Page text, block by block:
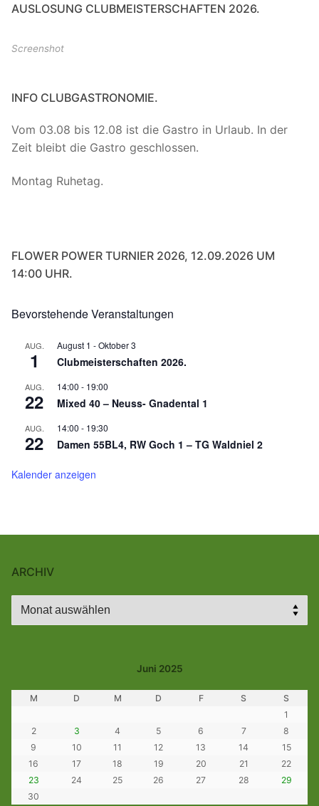
AUSLOSUNG CLUBMEISTERSCHAFTEN 2026.
Screenshot
INFO CLUBGASTRONOMIE.
Vom 03.08 bis 12.08 ist die Gastro in Urlaub. In der
Zeit bleibt die Gastro geschlossen.
Montag Ruhetag.
FLOWER POWER TURNIER 2026, 12.09.2026 UM
14:00 UHR.
Bevorstehende Veranstaltungen
AUG.
1
August 1 -Oktober 3
Clubmeisterschaften 2026.
AUG.
22
14:00 - 19:00
Mixed 40 – Neuss- Gnadental 1
AUG.
22
14:00 - 19:30
Damen 55BL4, RW Goch 1 – TG Waldniel 2
Kalender anzeigen
ARCHIV
Archiv
Juni 2025
M D M D F S
S
1
2
3 4 5 6 7
8
9
10 11 12 13 14
15
16
17 18 19 20 21
22
23
24 25 26 27 28
29
30